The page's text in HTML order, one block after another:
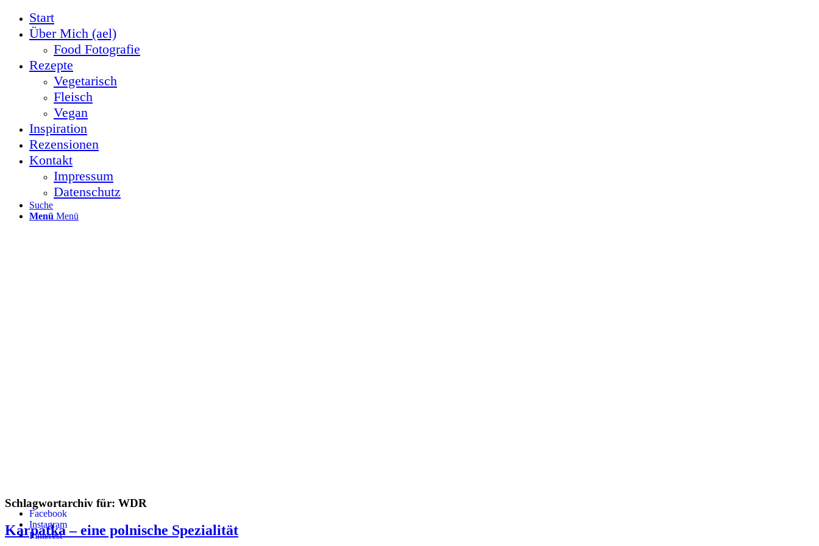
Start
Über Mich (ael)
Food Fotografie
Rezepte
Vegetarisch
Fleisch
Vegan
Inspiration
Rezensionen
Kontakt
Impressum
Datenschutz
Suche
Menü Menü
Facebook
Instagram
Pinterest
Schlagwortarchiv für: WDR
Karpatka – eine polnische Spezialität